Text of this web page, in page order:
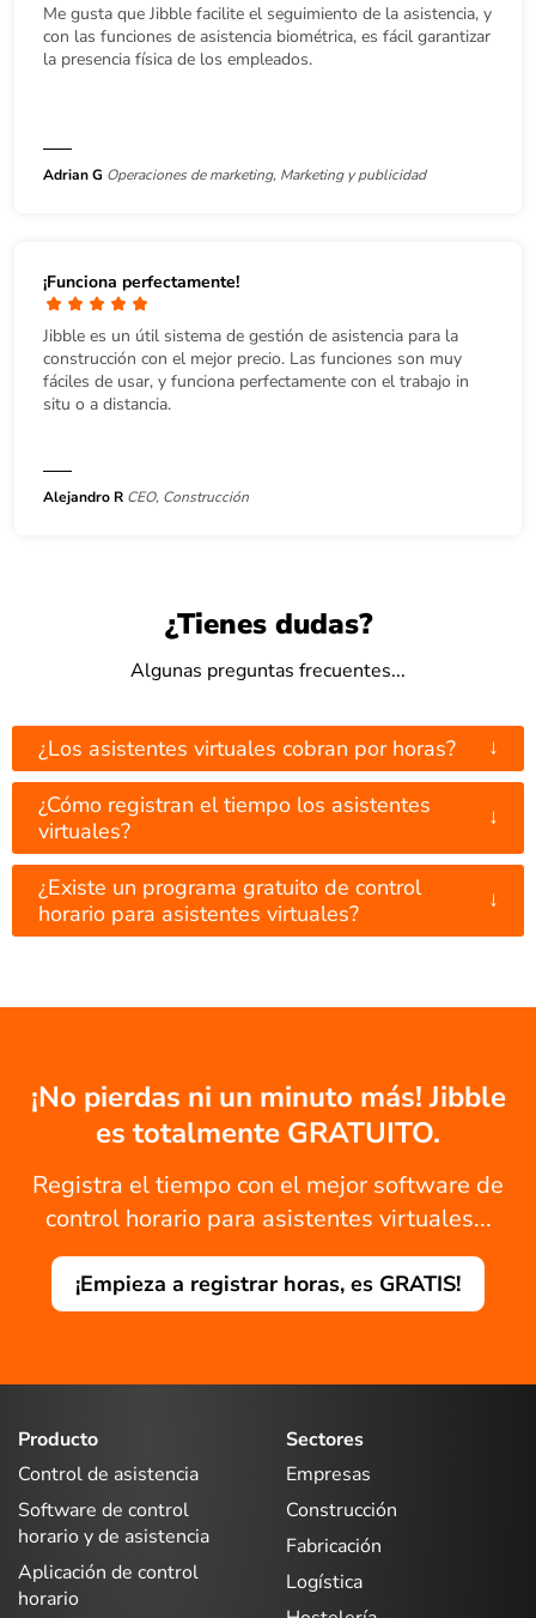
Me gusta que Jibble facilite el seguimiento de la asistencia, y
con las funciones de asistencia biométrica, es fácil garantizar
la presencia física de los empleados.
Adrian G Operaciones de marketing, Marketing y publicidad
¡Funciona perfectamente!
Jibble es un útil sistema de gestión de asistencia para la
construcción con el mejor precio. Las funciones son muy
fáciles de usar, y funciona perfectamente con el trabajo in
situ o a distancia.
Alejandro R CEO, Construcción
¿Tienes dudas?
Algunas preguntas frecuentes...
¿Los asistentes virtuales cobran por horas? ↓
¿Cómo registran el tiempo los asistentes
virtuales?
↓
¿Existe un programa gratuito de control
horario para asistentes virtuales?
↓
¡No pierdas ni un minuto más! Jibble
es totalmente GRATUITO.
Registra el tiempo con el mejor software de
control horario para asistentes virtuales...
¡Empieza a registrar horas, es GRATIS!
Producto
Control de asistencia
Software de control
horario y de asistencia
Aplicación de control
horario
Sectores
Empresas
Construcción
Fabricación
Logística